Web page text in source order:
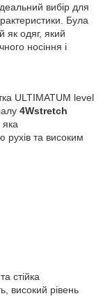
вибір для
Була
як одяг, який
носіння і
ULTIMATUM level
4Wstretch
яка
рухів та високим
стійка
високий рівень